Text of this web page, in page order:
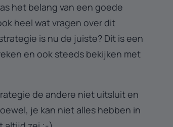
het belang van een goede
heel wat vragen over dit
is nu de juiste? Dit is een
en ook steeds bekijken met
de andere niet uitsluit en
je kan niet alles hebben in